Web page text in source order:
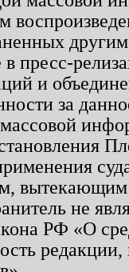
пресс-
и
за
вытекающим
не
РФ «О